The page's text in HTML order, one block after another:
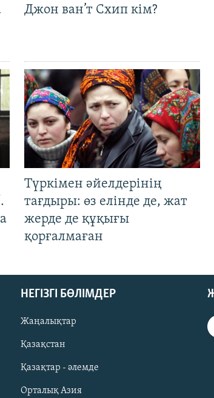
Джон ван’т Схип кім?
Түркімен әйелдерінің
тағдыры: өз елінде де, жат
жерде де құқығы
қорғалмаған
НЕГІЗГІ БӨЛІМДЕР
Жаңалықтар
Қазақстан
Қазақтар - әлемде
Орталық Азия